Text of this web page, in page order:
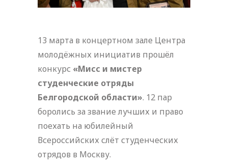
13 марта в концертном зале Центра
молодёжных инициатив прошёл
конкурс «Мисс и мистер
студенческие отряды
Белгородской области». 12 пар
боролись за звание лучших и право
поехать на юбилейный
Всероссийских слёт студенческих
отрядов в Москву.